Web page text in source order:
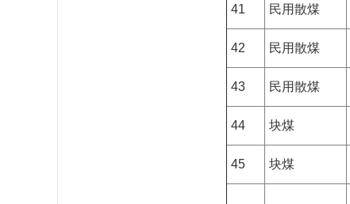
41 民用散煤
42 民用散煤
43 民用散煤
44 块煤
45 块煤